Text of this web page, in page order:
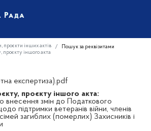
проєкти інших актів
Пошук за реквізитами
проєкту іншого акта
експертиза).pdf
проєкту іншого акта:
внесення змін до Податкового
підтримки ветеранів війни, членів
загиблих (померлих) Захисників і